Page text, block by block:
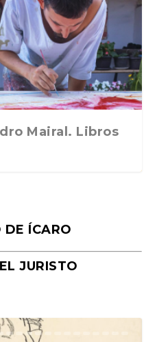
Lindbäck.
Gonçalves.
el gran amor de
de Philippe
noches de
Mairal. Libros
DE ÍCARO
JURISTO